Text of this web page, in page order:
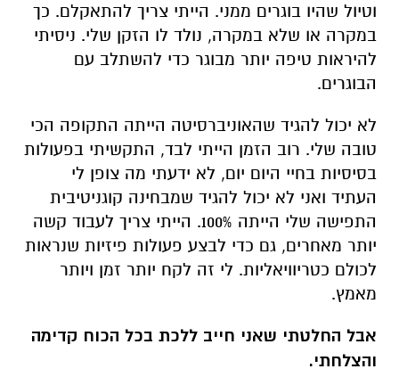
וטיול שהיו בוגרים ממני. הייתי צריך להתאקלם. כך
במקרה או שלא במקרה, נולד לו הזקן שלי. ניסיתי
להיראות טיפה יותר מבוגר כדי להשתלב עם
הבוגרים.
לא יכול להגיד שהאוניברסיטה הייתה התקופה הכי
טובה שלי. רוב הזמן הייתי לבד, התקשיתי בפעולות
בסיסיות בחיי היום יום, לא ידעתי מה צופן לי
העתיד ואני לא יכול להגיד שמבחינה קוגניטיבית
התפישה שלי הייתה 100%. הייתי צריך לעבוד קשה
יותר מאחרים, גם כדי לבצע פעולות פיזיות שנראות
לכולם כטריוויאליות. לי זה לקח יותר זמן ויותר
מאמץ.
אבל החלטתי שאני חייב ללכת בכל הכוח קדימה
והצלחתי.